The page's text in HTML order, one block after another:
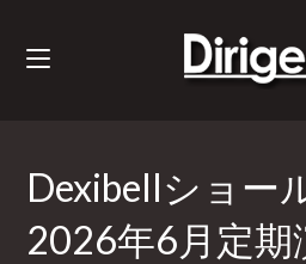
Dexibellショー
2026年6月定期